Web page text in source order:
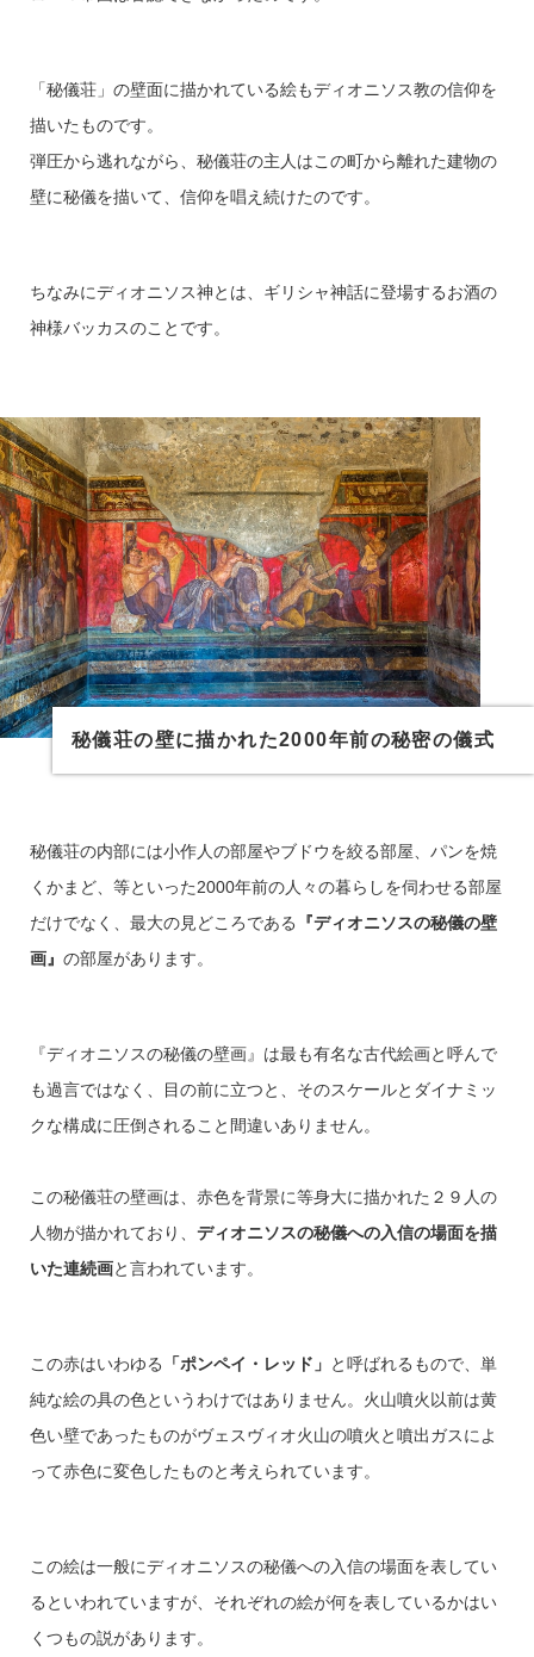
「秘儀荘」の壁面に描かれている絵もディオニソス教の信仰を
描いたものです。
弾圧から逃れながら、秘儀荘の主人はこの町から離れた建物の
壁に秘儀を描いて、信仰を唱え続けたのです。
ちなみにディオニソス神とは、ギリシャ神話に登場するお酒の
神様バッカスのことです。
秘儀荘の壁に描かれた2000年前の秘密の儀式
秘儀荘の内部には小作人の部屋やブドウを絞る部屋、パンを焼
くかまど、等といった2000年前の人々の暮らしを伺わせる部屋
だけでなく、最大の見どころである
『ディオニソスの秘儀の壁
画』 の部屋があります。
『ディオニソスの秘儀の壁画』は最も有名な古代絵画と呼んで
も過言ではなく、
目の前に立つと、そのスケールとダイナミッ
クな構成に圧倒されること間違いありません。
この秘儀荘の壁画は、 赤色を背景に等身大に描かれた２９人の
人物が描かれており、 ディオニソスの秘儀への入信の場面を描
いた連続画と言われています。
この赤はいわゆる 「ポンペイ・レッド」 と呼ばれるもので、単
純な絵の具の色というわけではありません。火山噴火以前は黄
色い壁であったものがヴェスヴィオ火山の噴火と噴出ガスによ
って赤色に変色したものと考えられています。
この絵は一般にディオニソスの秘儀への入信の場面を表してい
るといわれていますが、それぞれの絵が何を表しているかはい
くつもの説があります。